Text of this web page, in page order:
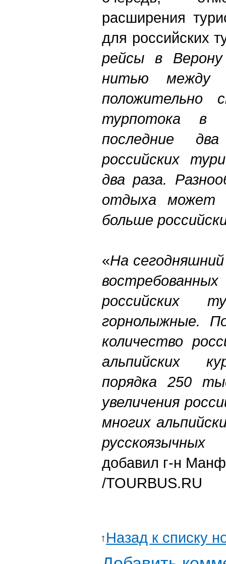
расширения
для российских
рейсы в
нитью между
положительно
турпотока в
последние
российских
два раза.
отдыха может
больше
«На
российских
горнолыжные.
количество
альпийских
порядка 250
увеличения
многих
добавил г-н
/TOURBUS.RU
Назад к списку